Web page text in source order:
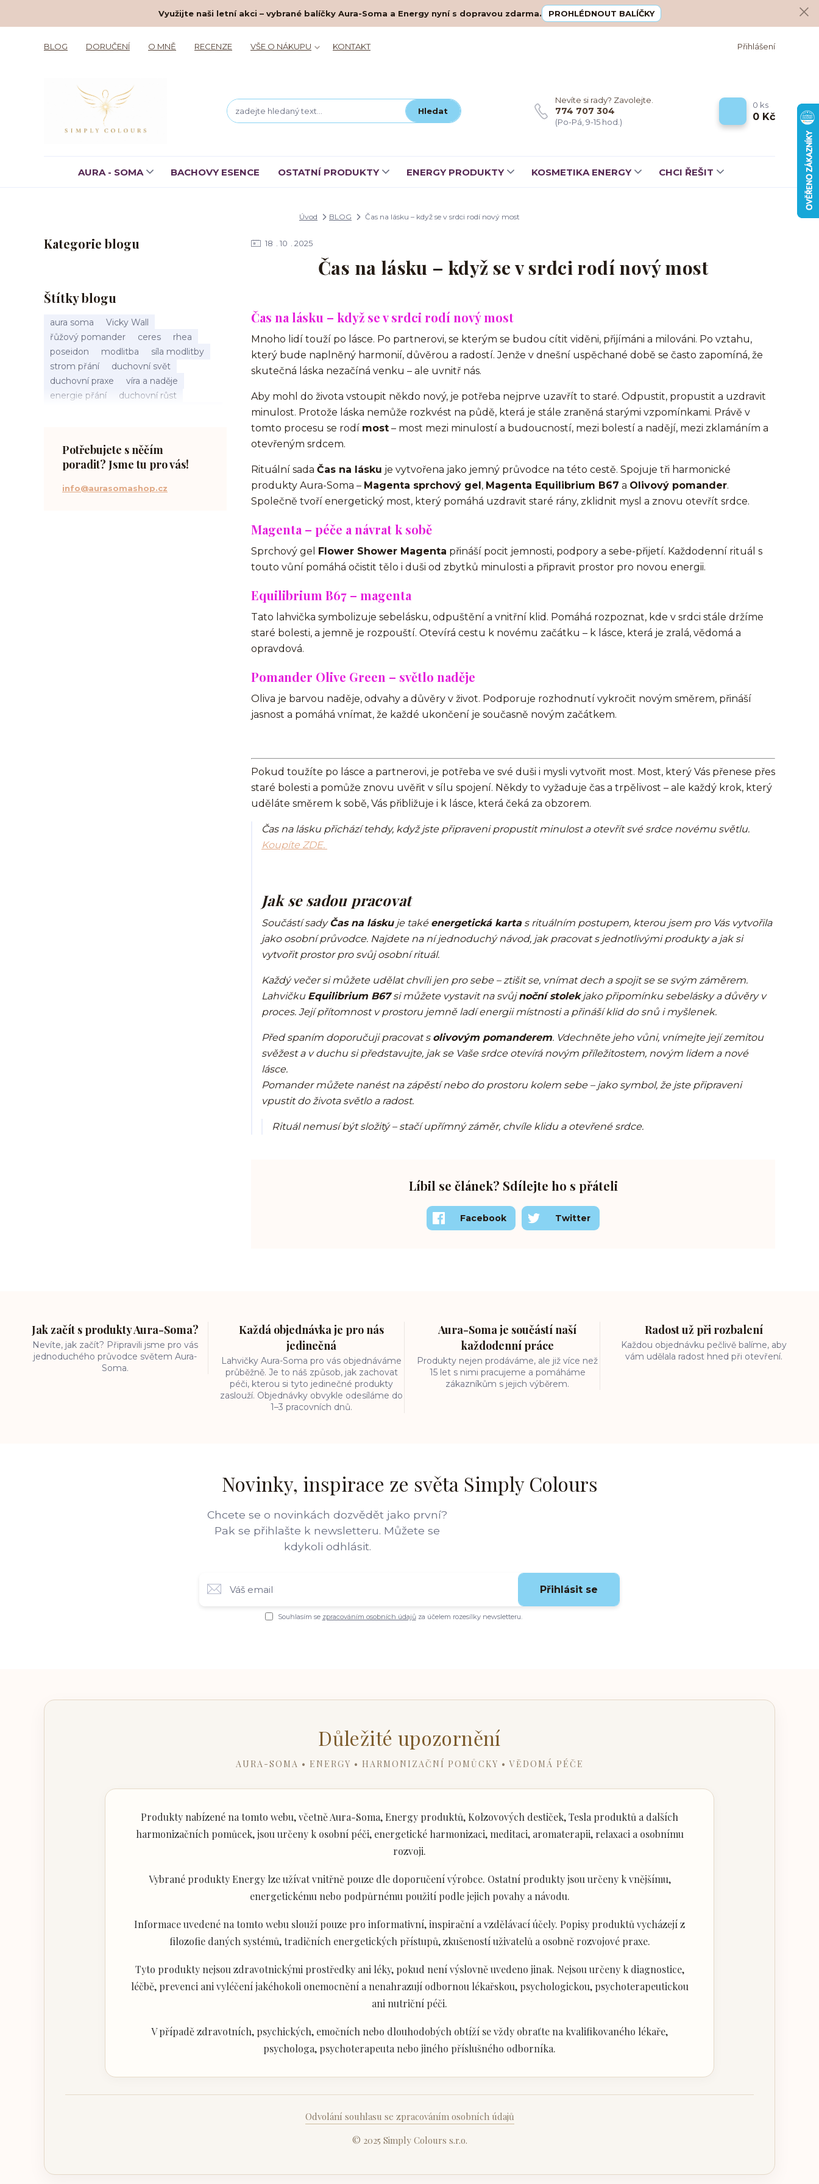
Využijte naši letní akci – vybrané balíčky Aura-Soma a Energy nyní s dopravou zdarma. PROHLÉDNOUT BALÍČKY
BLOG DORUČENÍ O MNĚ RECENZE VŠE O NÁKUPU KONTAKT Přihlášení
Hledat
Nevíte si rady? Zavolejte.
774 707 304
(Po-Pá, 9-15 hod.)
0 ks
0 Kč
AURA - SOMA BACHOVY ESENCE OSTATNÍ PRODUKTY ENERGY PRODUKTY KOSMETIKA ENERGY CHCI ŘEŠIT
Úvod BLOG Čas na lásku – když se v srdci rodí nový most
Kategorie blogu
Štítky blogu
aura soma
Vicky Wall
řůžový pomander
ceres
rhea
poseidon
modlitba
síla modlitby
strom přání
duchovní svět
duchovní praxe
víra a naděje
energie přání
duchovní růst
práce s energiemi
přání a manifestace
Potřebujete s něčím
poradit? Jsme tu pro vás!
info@aurasomashop.cz
18 10 2025
Čas na lásku – když se v srdci rodí nový most
Čas na lásku – když se v srdci rodí nový most
Mnoho lidí touží po lásce. Po partnerovi, se kterým se budou cítit viděni, přijímáni a milováni. Po vztahu,
který bude naplněný harmonií, důvěrou a radostí. Jenže v dnešní uspěchané době se často zapomíná, že
skutečná láska nezačíná venku – ale uvnitř nás.
Aby mohl do života vstoupit někdo nový, je potřeba nejprve uzavřít to staré. Odpustit, propustit a uzdravit
minulost. Protože láska nemůže rozkvést na půdě, která je stále zraněná starými vzpomínkami. Právě v
tomto procesu se rodí most – most mezi minulostí a budoucností, mezi bolestí a nadějí, mezi zklamáním a
otevřeným srdcem.
Rituální sada Čas na lásku je vytvořena jako jemný průvodce na této cestě. Spojuje tři harmonické
produkty Aura-Soma – Magenta sprchový gel, Magenta Equilibrium B67 a Olivový pomander.
Společně tvoří energetický most, který pomáhá uzdravit staré rány, zklidnit mysl a znovu otevřít srdce.
Magenta – péče a návrat k sobě
Sprchový gel Flower Shower Magenta přináší pocit jemnosti, podpory a sebe-přijetí. Každodenní rituál s
touto vůní pomáhá očistit tělo i duši od zbytků minulosti a připravit prostor pro novou energii.
Equilibrium B67 – magenta
Tato lahvička symbolizuje sebelásku, odpuštění a vnitřní klid. Pomáhá rozpoznat, kde v srdci stále držíme
staré bolesti, a jemně je rozpouští. Otevírá cestu k novému začátku – k lásce, která je zralá, vědomá a
opravdová.
Pomander Olive Green – světlo naděje
Oliva je barvou naděje, odvahy a důvěry v život. Podporuje rozhodnutí vykročit novým směrem, přináší
jasnost a pomáhá vnímat, že každé ukončení je současně novým začátkem.
Pokud toužíte po lásce a partnerovi, je potřeba ve své duši i mysli vytvořit most. Most, který Vás přenese přes
staré bolesti a pomůže znovu uvěřit v sílu spojení. Někdy to vyžaduje čas a trpělivost – ale každý krok, který
uděláte směrem k sobě, Vás přibližuje i k lásce, která čeká za obzorem.
Čas na lásku přichází tehdy, když jste připraveni propustit minulost a otevřít své srdce novému světlu.
Koupíte ZDE.
Jak se sadou pracovat
Součástí sadyČas na láskuje také energetická kartas rituálním postupem, kterou jsem pro Vás vytvořila
jako osobní průvodce. Najdete na ní jednoduchý návod, jak pracovat s jednotlivými produkty a jak si
vytvořit prostor pro svůj osobní rituál.
Každý večer si můžete udělat chvíli jen pro sebe – ztišit se, vnímat dech a spojit se se svým záměrem.
Lahvičku Equilibrium B67si můžete vystavit na svůjnoční stolekjako připomínku sebelásky a důvěry v
proces. Její přítomnost v prostoru jemně ladí energii místnosti a přináší klid do snů i myšlenek.
Před spaním doporučuji pracovat s olivovým pomanderem. Vdechněte jeho vůni, vnímejte její zemitou
svěžest a v duchu si představujte, jak se Vaše srdce otevírá novým příležitostem, novým lidem a nové
lásce.
Pomander můžete nanést na zápěstí nebo do prostoru kolem sebe – jako symbol, že jste připraveni
vpustit do života světlo a radost.
Rituál nemusí být složitý – stačí upřímný záměr, chvíle klidu a otevřené srdce.
Líbil se článek? Sdílejte ho s přáteli
Facebook Twitter
Jak začít s produkty Aura-Soma?
Nevíte, jak začít? Připravili jsme pro vás
jednoduchého průvodce světem Aura-
Soma.
Každá objednávka je pro nás
jedinečná
Lahvičky Aura-Soma pro vás objednáváme
průběžně. Je to náš způsob, jak zachovat
péči, kterou si tyto jedinečné produkty
zaslouží. Objednávky obvykle odesíláme do
1–3 pracovních dnů.
Aura-Soma je součástí naší
každodenní práce
Produkty nejen prodáváme, ale již více než
15 let s nimi pracujeme a pomáháme
zákazníkům s jejich výběrem.
Radost už při rozbalení
Každou objednávku pečlivě balíme, aby
vám udělala radost hned při otevření.
Novinky, inspirace ze světa Simply Colours
Chcete se o novinkách dozvědět jako první?
Pak se přihlašte k newsletteru. Můžete se
kdykoli odhlásit.
Přihlásit se
Souhlasím se zpracováním osobních údajůza účelem rozesílky newsletteru.
Důležité upozornění
AURA-SOMA • ENERGY • HARMONIZAČNÍ POMŮCKY • VĚDOMÁ PÉČE
Produkty nabízené na tomto webu, včetně Aura-Soma, Energy produktů, Kolzovových destiček, Tesla produktů a dalších
harmonizačních pomůcek, jsou určeny k osobní péči, energetické harmonizaci, meditaci, aromaterapii, relaxaci a osobnímu
rozvoji.
Vybrané produkty Energy lze užívat vnitřně pouze dle doporučení výrobce. Ostatní produkty jsou určeny k vnějšímu,
energetickému nebo podpůrnému použití podle jejich povahy a návodu.
Informace uvedené na tomto webu slouží pouze pro informativní, inspirační a vzdělávací účely. Popisy produktů vycházejí z
filozofie daných systémů, tradičních energetických přístupů, zkušeností uživatelů a osobně rozvojové praxe.
Tyto produkty nejsou zdravotnickými prostředky ani léky, pokud není výslovně uvedeno jinak. Nejsou určeny k diagnostice,
léčbě, prevenci ani vyléčení jakéhokoli onemocnění a nenahrazují odbornou lékařskou, psychologickou, psychoterapeutickou
ani nutriční péči.
V případě zdravotních, psychických, emočních nebo dlouhodobých obtíží se vždy obraťte na kvalifikovaného lékaře,
psychologa, psychoterapeuta nebo jiného příslušného odborníka.
Odvolání souhlasu se zpracováním osobních údajů
© 2025 Simply Colours s.r.o.